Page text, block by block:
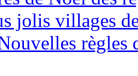
jolis villages
règles